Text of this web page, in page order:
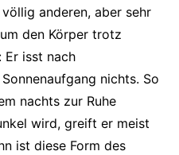
anderen, aber sehr
den Körper trotz
Er isst nach
nichts. So
nachts zur Ruhe
wird, greift er meist
ist diese Form des